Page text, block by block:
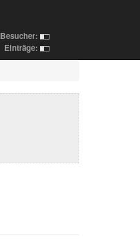
Besucher:
Einträge: